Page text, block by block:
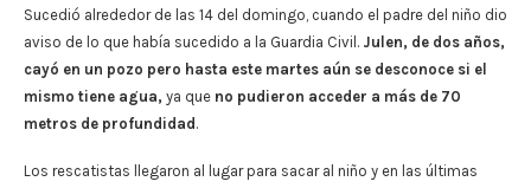
Sucedió alrededor de las 14 del domingo, cuando el padre del niño dio
aviso de lo que había sucedido a la Guardia Civil. Julen, de dos años,
cayó en un pozo pero hasta este martes aún se desconoce si el
mismo tiene agua, ya que no pudieron acceder a más de 70
metros de profundidad .
Los rescatistas llegaron al lugar para sacar al niño y en las últimas